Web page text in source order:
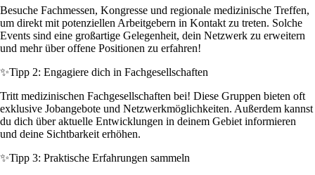
Besuche Fachmessen, Kongresse und regionale medizinische Treffen,
um direkt mit potenziellen Arbeitgebern in Kontakt zu treten. Solche
Events sind eine großartige Gelegenheit, dein Netzwerk zu erweitern
und mehr über offene Positionen zu erfahren!
✨Tipp 2: Engagiere dich in Fachgesellschaften
Tritt medizinischen Fachgesellschaften bei! Diese Gruppen bieten oft
exklusive Jobangebote und Netzwerkmöglichkeiten. Außerdem kannst
du dich über aktuelle Entwicklungen in deinem Gebiet informieren
und deine Sichtbarkeit erhöhen.
✨Tipp 3: Praktische Erfahrungen sammeln